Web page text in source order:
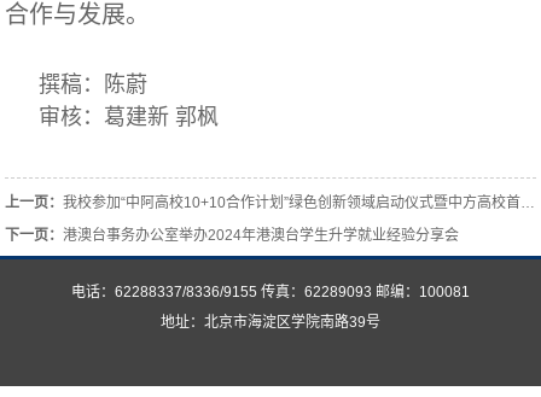
合作与发展。
撰稿：陈蔚
审核：葛建新 郭枫
上一页：我校参加“中阿高校10+10合作计划”绿色创新领域启动仪式暨中方高校首次工作会议
下一页：港澳台事务办公室举办2024年港澳台学生升学就业经验分享会
电话：62288337/8336/9155 传真：62289093 邮编：100081
地址：北京市海淀区学院南路39号